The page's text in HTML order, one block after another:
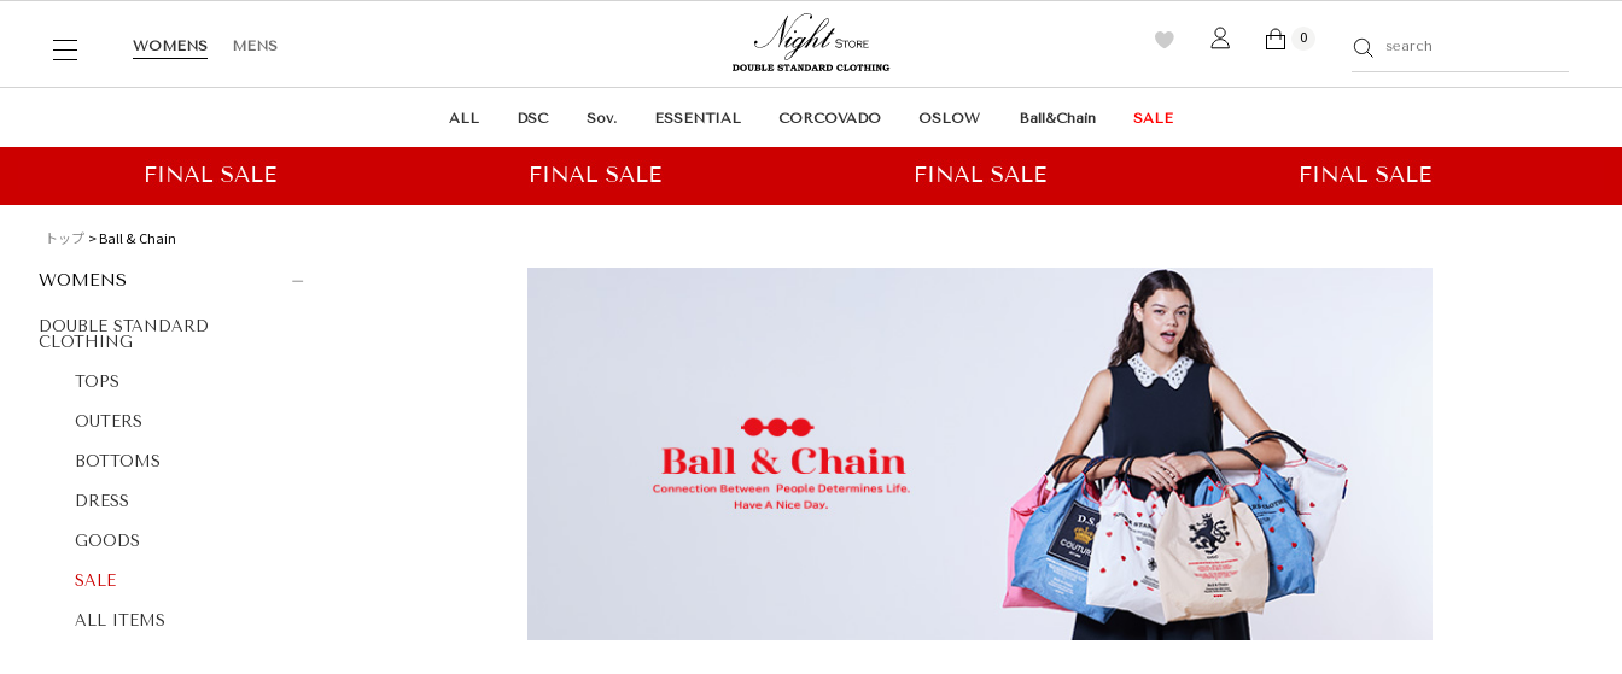
WOMENS MENS
0
ALL DSC Sov. ESSENTIAL CORCOVADO OSLOW Ball&Chain SALE
トップ Ball & Chain
WOMENS
DOUBLE STANDARD
CLOTHING
TOPS
OUTERS
BOTTOMS
DRESS
GOODS
SALE
ALL ITEMS